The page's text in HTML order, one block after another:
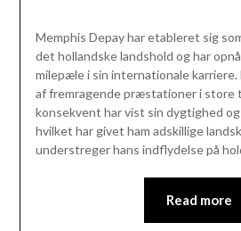
Memphis Depay har etableret sig
det hollandske landshold og har
milepæle i sin internationale
af fremragende præstationer i store
konsekvent har vist sin dygtighed
hvilket har givet ham adskillige
understreger hans indflydelse på
Read more